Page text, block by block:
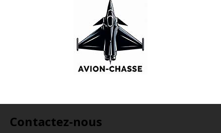
Contactez-nous